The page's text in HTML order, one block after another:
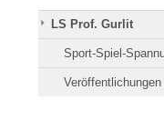
LS Prof. Gurlit
Sport-Spiel-
Veröffentlichungen